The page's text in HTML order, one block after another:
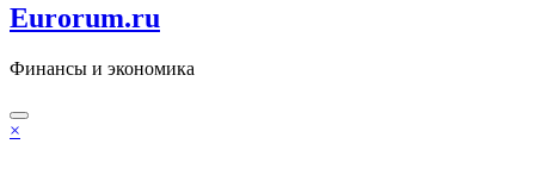
Eurorum.ru
Финансы и экономика
×